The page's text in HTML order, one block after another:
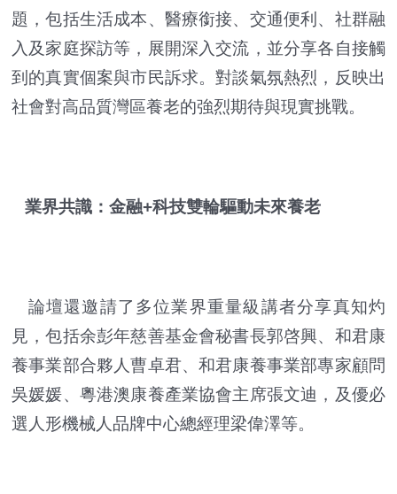
題，包括生活成本、醫療銜接、交通便利、社群融
入及家庭探訪等，展開深入交流，並分享各自接觸
到的真實個案與市民訴求。對談氣氛熱烈，反映出
社會對高品質灣區養老的強烈期待與現實挑戰。
業界共識：金融+科技雙輪驅動未來養老
論壇還邀請了多位業界重量級講者分享真知灼
見，包括余彭年慈善基金會秘書長郭啓興、和君康
養事業部合夥人曹卓君、和君康養事業部專家顧問
吳媛媛、粵港澳康養產業協會主席張文迪，及優必
選人形機械人品牌中心總經理梁偉澤等。